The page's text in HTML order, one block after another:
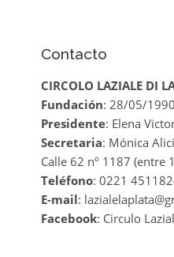
Contacto
CIRCOLO LAZIALE DI
Fundación: 28/05/1990
Presidente: Elena
Secretaria: Mónica
Calle 62 nº 1187 (entre
Teléfono: 0221
E-mail:
Facebook: Circulo